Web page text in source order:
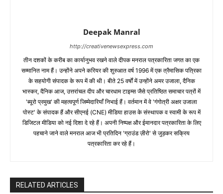
Deepak Manral
http://creativenewsexpress.com
तीन दशकों के करीब का कार्यानुभव रखने वाले दीपक मनराल पत्रकारिता जगत का एक
सम्मानित नाम हैं। उन्होंने अपने करियर की शुरुआत वर्ष 1996 में एक त्रैमासिक पत्रिका
के सहयोगी संपादक के रूप में की थी। बीते 25 वर्षों में उन्होंने अमर उजाला, दैनिक
भास्कर, दैनिक आज, उत्तरांचल दीप और चारधाम टाइम्स जैसे प्रतिष्ठित समाचार पत्रों में
'ब्यूरो प्रमुख' की महत्वपूर्ण जिम्मेदारियाँ निभाई हैं। वर्तमान में वे 'गंगोत्री अक्षर उजाला
पोस्ट' के संपादक हैं और सीएनई (CNE) मीडिया हाउस के संस्थापक व स्वामी के रूप में
डिजिटल मीडिया को नई दिशा दे रहे हैं। अपनी निष्पक्ष और ईमानदार पत्रकारिता के लिए
पहचाने जाने वाले मनराल आज भी प्रतिदिन 'ग्राउंड ज़ीरो' से जुड़कर सक्रिय
पत्रकारिता कर रहे हैं।
RELATED ARTICLES